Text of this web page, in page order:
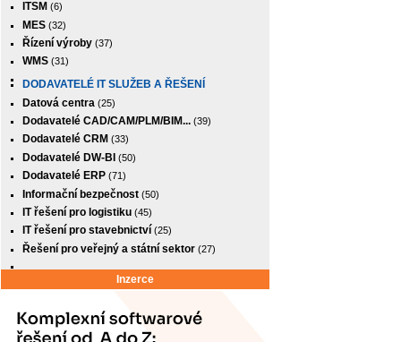
ITSM (6)
MES (32)
Řízení výroby (37)
WMS (31)
DODAVATELÉ IT SLUŽEB A ŘEŠENÍ
Datová centra (25)
Dodavatelé CAD/CAM/PLM/BIM... (39)
Dodavatelé CRM (33)
Dodavatelé DW-BI (50)
Dodavatelé ERP (71)
Informační bezpečnost (50)
IT řešení pro logistiku (45)
IT řešení pro stavebnictví (25)
Řešení pro veřejný a státní sektor (27)
Inzerce